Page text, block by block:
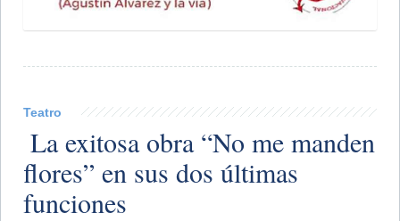
Teatro
​ La exitosa obra “No me manden
flores” en sus dos últimas
funciones